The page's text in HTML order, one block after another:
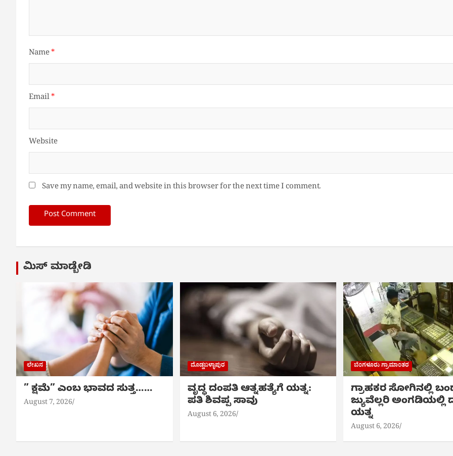
Name*
Email*
Website
Save my name, email, and website in this browser for the next time I comment.
ಮಿಸ್ ಮಾಡ್ಬೇಡಿ
ಲೇಖನ
” ಕ್ಷಮೆ” ಎಂಬ ಭಾವದ ಸುತ್ತ……
August 7, 2026
ದೊಡ್ಡಬಳ್ಳಾಪುರ
ವೃದ್ಧ ದಂಪತಿ ಆತ್ನಹತ್ಯೆಗೆ ಯತ್ನ:
ಪತಿ ಶಿವಪ್ಪ ಸಾವು
August 6, 2026
ಬೆಂಗಳೂರು ಗ್ರಾಮಾಂತರ
ಗ್ರಾಹಕರ ಸೋಗಿನಲ್ಲಿ
ಜ್ಯುವೆಲ್ಲರಿ
ಯತ್ನ
August 6, 2026